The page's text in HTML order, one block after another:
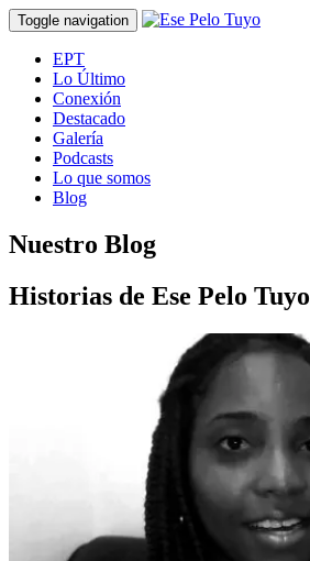
Toggle navigation
EPT
Lo Último
Conexión
Destacado
Galería
Podcasts
Lo que somos
Blog
Nuestro Blog
Historias de Ese Pelo Tuyo